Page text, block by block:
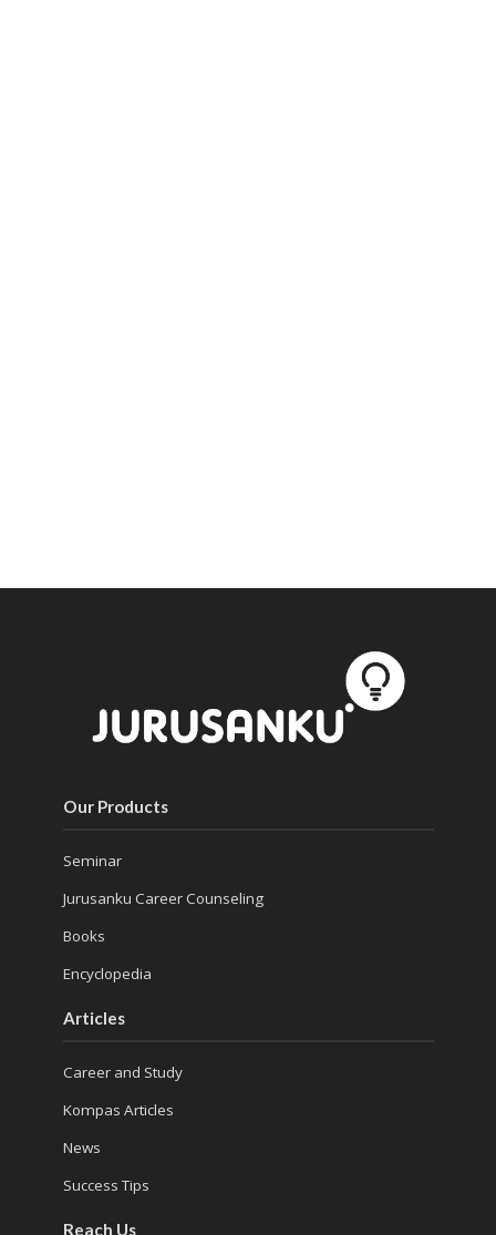
Our Products
Seminar
Jurusanku Career Counseling
Books
Encyclopedia
Articles
Career and Study
Kompas Articles
News
Success Tips
Reach Us